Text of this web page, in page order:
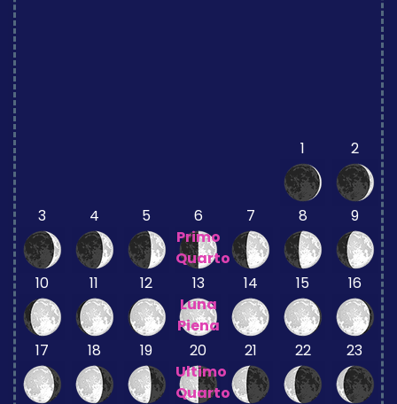
1 2
3 4 5
6
Primo
Quarto
7 8 9
10 11 12
13
Luna
Piena
14 15 16
17 18 19
20
Ultimo
Quarto
21 22 23